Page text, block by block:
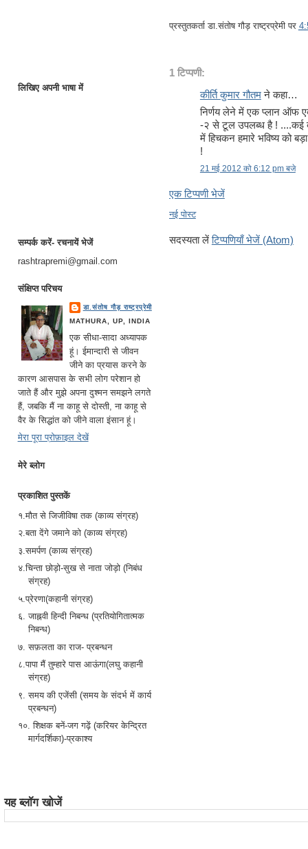
लिखिए अपनी भाषा में
सम्पर्क करें- रचनायें भेजें
rashtrapremi@gmail.com
संक्षिप्त परिचय
डा.संतोष गौड़ राष्ट्रप्रेमी
MATHURA, UP, INDIA
एक सीधा-सादा अध्यापक
हूं। ईमान्दारी से जीवन
जीने का प्रयास करने के
कारण आसपास के सभी लोग परेशान हो
जाते हैं और मुझे अपना दुश्मन समझने लगते
हैं, जबकि मैं ना काहू से दोस्ती, ना काहू से
वैर के सिद्धांत को जीने वाला इंसान हूं।
मेरा पूरा प्रोफ़ाइल देखें
मेरे ब्लोग
प्रकाशित पुस्तकें
१.मौत से जिजीविषा तक (काव्य संग्रह)
२.बता देंगे जमाने को (काव्य संग्रह)
३.समर्पण (काव्य संग्रह)
४.चिन्ता छोड़ो-सुख से नाता जोड़ो (निबंध
संग्रह)
५.प्रेरणा(कहानी संग्रह)
६. जाह्नवी हिन्दी निबन्ध (प्रतियोगितात्मक
निबन्ध)
७. सफ़लता का राज- प्रबन्धन
८.पापा मैं तुम्हारे पास आऊंगा(लघु कहानी
संग्रह)
९. समय की एजेंसी (समय के संदर्भ में कार्य
प्रबन्धन)
१०. शिक्षक बनें-जग गढ़ें (करियर केन्द्रित
मार्गदर्शिका)-प्रकाश्य
प्रस्तुतकर्ताडा.संतोष गौड़ राष्ट्रप्रेमी पर
1 टिप्पणी:
कीर्ति कुमार गौतमने कहा…
निर्णय लेने में एक प्लान ऑफ
-२ से टूल उपलब्ध है ! ....कई
में हिचकन हमारे भविष्य को
!
21 मई 2012 को 6:12 pm बजे
एक टिप्पणी भेजें
नई पोस्ट
सदस्यता लेंटिप्पणियाँ भेजें (Atom)
यह ब्लॉग खोजें